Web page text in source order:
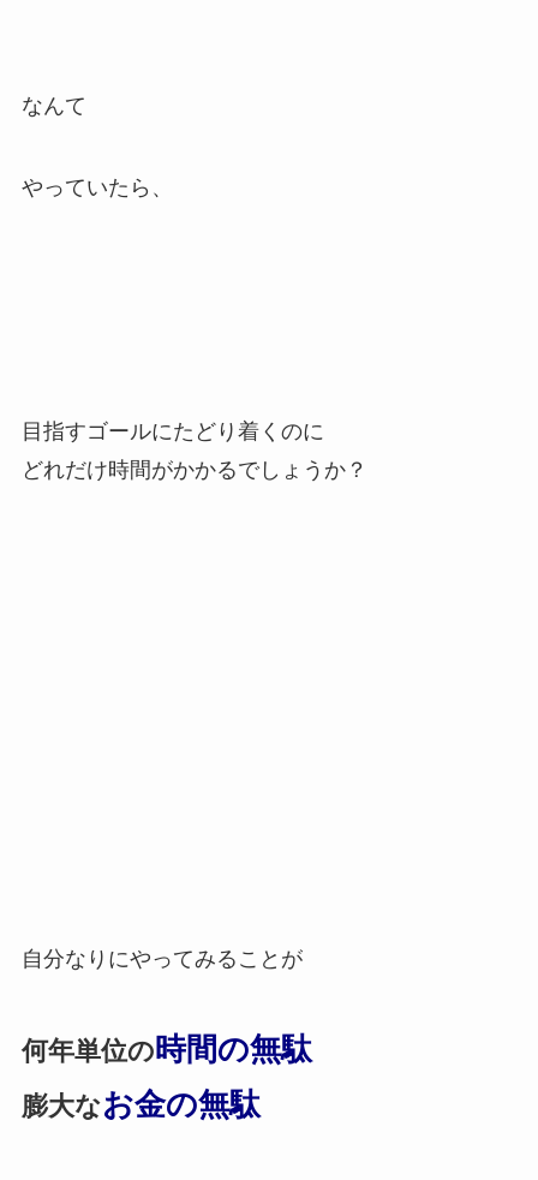
なんて
やっていたら、
目指すゴールにたどり着くのに
どれだけ時間がかかるでしょうか？
自分なりにやってみることが
何年単位の 時間の無駄
膨大なお金の無駄